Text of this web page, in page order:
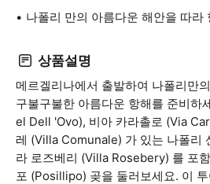
나폴리 만의 아름다운 해안을 따라
상품설명
메르겔리나에서 출발하여 나폴리만
구불구불한 아름다운 항해를 준비하
el Dell 'Ovo), 비아 카라촐로 (Via
레 (Villa Comunale) 가 있는 나폴리
라 로즈베리 (Villa Rosebery) 를 포
포 (Posillipo) 곶을 둘러보세요. 이